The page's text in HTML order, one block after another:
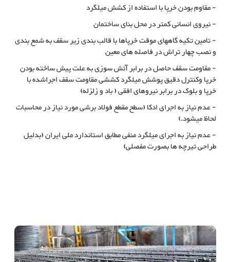
- مقاوم بودن خرپا با استفاده از کشش میلگرد
- نیروی انسانی کمتر در محل بنای ساختمان
- تامین تکیه گاههای موقت خرپاها با قالب بندی زیر سقف به شمع بندی
و نصب چهار تراش در فاصله های معین
- مقاومت سقف حاصل در برابر آتش سوزی به علت پیش ساخته بودن
خرپا وکنترل دقیق پوشش میلگرد کششی مقاومت سقف اجراشده با
خرپا و بلوک در برابر نیروهای افقی ( باد و زلزله)
- عدم نیاز به اجرای ادکا (سطح مقطع فولاد برشی مورد نیاز در محاسبات
لحاظ میشود.)
- عدم نیاز به اجرای میلگرد منفی مطابق استاندارد ملی ایران (بدلیل
طراحی تیرچه ها بصورت مفصلی)